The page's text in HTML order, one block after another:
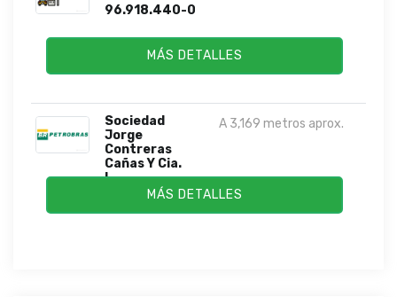
96.918.440-0
MÁS DETALLES
Sociedad
Jorge
Contreras
Cañas Y Cia.
L...
A 3,169 metros aprox.
MÁS DETALLES